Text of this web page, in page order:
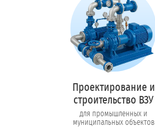
Проектирование и
строительство ВЗУ
для промышленных и
муниципальных объектов